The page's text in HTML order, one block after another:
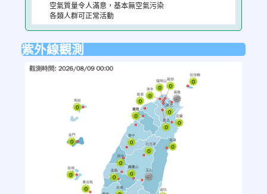
空氣質量令人滿意，基本無空氣污染
各類人群可正常活動
紫外線觀測